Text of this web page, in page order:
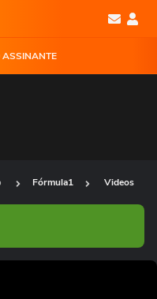
ASSINANTE
Fórmula1 Videos